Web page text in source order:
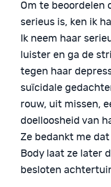
Om te beoordelen
serieus is, ken ik
Ik neem haar
luister en ga de
tegen haar
suïcidale
rouw, uit missen,
doelloosheid van
Ze bedankt me
Body laat ze later
besloten